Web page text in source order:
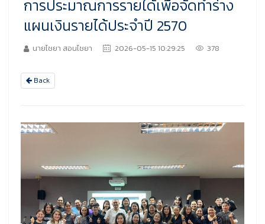
การประมาณการรายได้เพื่อจัดทำร่าง
แผนเงินรายได้ประจำปี 2570
นายไชยา สอนไชยา 2026-05-15 10:29:25 378
Back